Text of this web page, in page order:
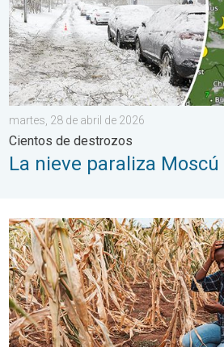
martes, 28 de abril de 2026
Cientos de destrozos
La nieve paraliza
El calor está afectando a la